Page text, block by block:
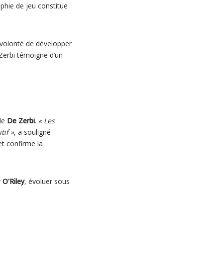
de jeu constitue
de développer
témoigne d’un
De Zerbi. « Les
», a souligné
confirme la
O'Riley, évoluer sous